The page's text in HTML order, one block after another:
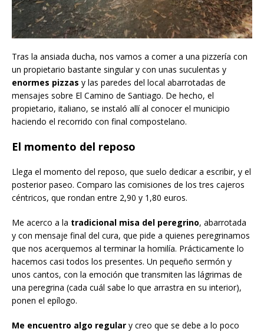
Tras la ansiada ducha, nos vamos a comer a una pizzería con
un propietario bastante singular y con unas suculentas y
enormes pizzas y las paredes del local abarrotadas de
mensajes sobre El Camino de Santiago. De hecho, el
propietario, italiano, se instaló allí al conocer el municipio
haciendo el recorrido con final compostelano.
El momento del reposo
Llega el momento del reposo, que suelo dedicar a escribir, y el
posterior paseo. Comparo las comisiones de los tres cajeros
céntricos, que rondan entre 2,90 y 1,80 euros.
Me acerco a la tradicional misa del peregrino, abarrotada
y con mensaje final del cura, que pide a quienes peregrinamos
que nos acerquemos al terminar la homilía. Prácticamente lo
hacemos casi todos los presentes. Un pequeño sermón y
unos cantos, con la emoción que transmiten las lágrimas de
una peregrina (cada cuál sabe lo que arrastra en su interior),
ponen el epílogo.
Me encuentro algo regular y creo que se debe a lo poco